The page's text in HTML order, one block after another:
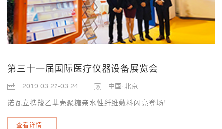
第三十一届国际医疗仪器设备展览会
2019.03.22-03.24 中国·北京
诺瓦立携羧乙基壳聚糖亲水性纤维敷料闪亮登场!
查看详情 +